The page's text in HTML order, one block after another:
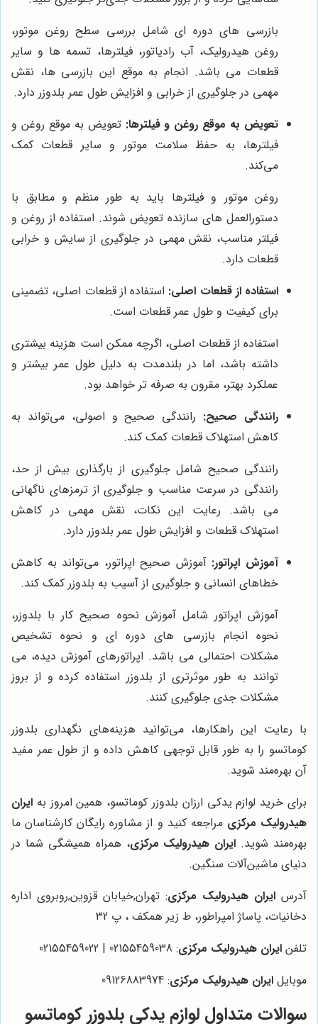
بازرسی های دوره ای شامل بررسی سطح روغن موتور،
روغن هیدرولیک، آب رادیاتور، فیلترها، تسمه ها و سایر
قطعات می باشد. انجام به موقع این بازرسی ها، نقش
مهمی در جلوگیری از خرابی و افزایش طول عمر بلدوزر دارد.
تعویض به موقع روغن و فیلترها: تعویض به موقع روغن و
فیلترها، به حفظ سلامت موتور و سایر قطعات کمک
می‌کند.
روغن موتور و فیلترها باید به طور منظم و مطابق با
دستورالعمل های سازنده تعویض شوند. استفاده از روغن و
فیلتر مناسب، نقش مهمی در جلوگیری از سایش و خرابی
قطعات دارد.
استفاده از قطعات اصلی: استفاده از قطعات اصلی، تضمینی
برای کیفیت و طول عمر قطعات است.
استفاده از قطعات اصلی، اگرچه ممکن است هزینه بیشتری
داشته باشد، اما در بلندمدت به دلیل طول عمر بیشتر و
عملکرد بهتر، مقرون به صرفه تر خواهد بود.
رانندگی صحیح: رانندگی صحیح و اصولی، می‌تواند به
کاهش استهلاک قطعات کمک کند.
رانندگی صحیح شامل جلوگیری از بارگذاری بیش از حد،
رانندگی در سرعت مناسب و جلوگیری از ترمزهای ناگهانی
می باشد. رعایت این نکات، نقش مهمی در کاهش
استهلاک قطعات و افزایش طول عمر بلدوزر دارد.
آموزش اپراتور: آموزش صحیح اپراتور، می‌تواند به کاهش
خطاهای انسانی و جلوگیری از آسیب به بلدوزر کمک کند.
آموزش اپراتور شامل آموزش نحوه صحیح کار با بلدوزر،
نحوه انجام بازرسی های دوره ای و نحوه تشخیص
مشکلات احتمالی می باشد. اپراتورهای آموزش دیده، می
توانند به طور موثرتری از بلدوزر استفاده کرده و از بروز
مشکلات جدی جلوگیری کنند.
با رعایت این راهکارها، می‌توانید هزینه‌های نگهداری بلدوزر
کوماتسو را به طور قابل توجهی کاهش داده و از طول عمر مفید
آن بهره‌مند شوید.
برای خرید لوازم یدکی ارزان بلدوزر کوماتسو، همین امروز به ایران
هیدرولیک مرکزی مراجعه کنید و از مشاوره رایگان کارشناسان ما
بهره‌مند شوید. ایران هیدرولیک مرکزی، همراه همیشگی شما در
دنیای ماشین‌آلات سنگین.
آدرس ایران هیدرولیک مرکزی: تهران,خیابان قزوین,روبروی اداره
دخانیات، پاساژ امپراطور، ط زیر همکف ، پ 32
تلفن ایران هیدرولیک مرکزی: 02155459038 | 02155459022
موبایل ایران هیدرولیک مرکزی: 09126883974
سوالات متداول لوازم یدکی بلدوزر کوماتسو